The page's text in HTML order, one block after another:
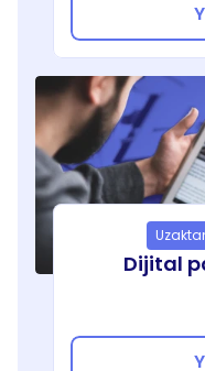
Dijital